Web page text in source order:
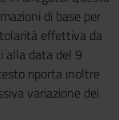
di base per
effettiva da
alla data del 9
riporta inoltre
variazione dei